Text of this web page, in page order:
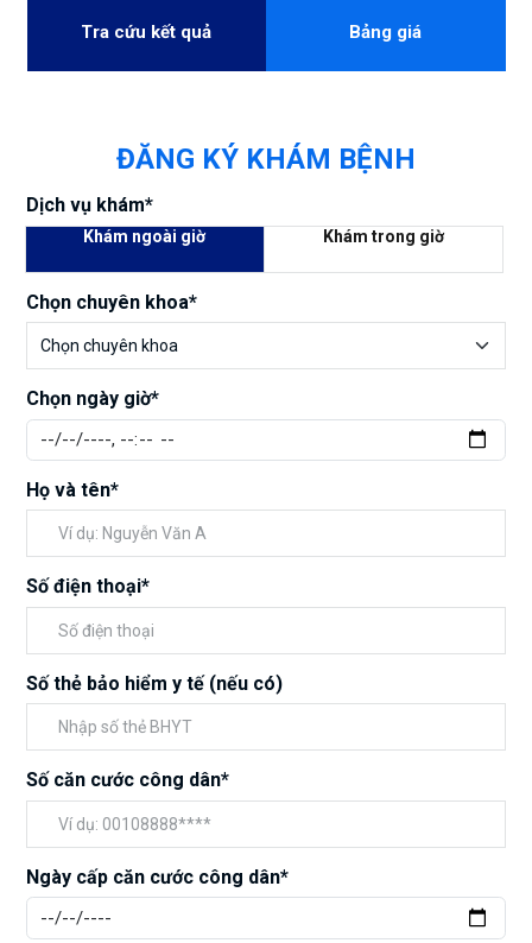
Tra cứu kết quả Bảng giá
ĐĂNG KÝ KHÁM BỆNH
Dịch vụ khám*
Khám ngoài giờ Khám trong giờ
Chọn chuyên khoa*
Chọn ngày giờ*
Họ và tên*
Số điện thoại*
Số thẻ bảo hiểm y tế (nếu có)
Số căn cước công dân*
Ngày cấp căn cước công dân*